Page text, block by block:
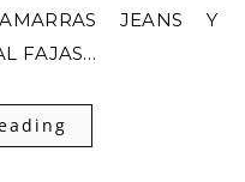
JEANS Y
FAJAS…